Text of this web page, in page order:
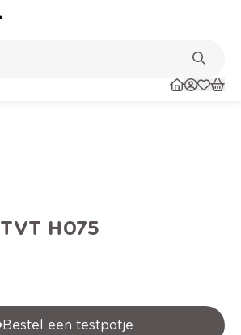
TVT H075
Bestel een testpotje